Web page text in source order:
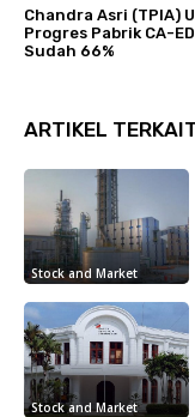
Chandra Asri (TPIA)
Progres Pabrik CA-
Sudah 66%
ARTIKEL
Stock and Market
Stock and Market